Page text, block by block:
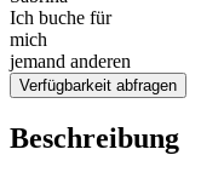
Ich buche für
mich
jemand anderen
Verfügbarkeit abfragen
Beschreibung